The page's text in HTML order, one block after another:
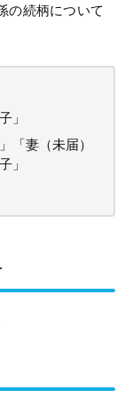
の続柄について
」
「妻（未届）
」